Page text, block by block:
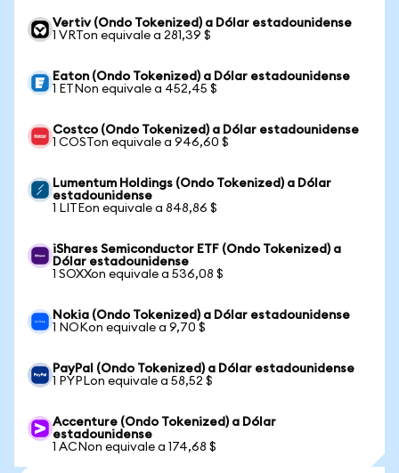
Vertiv (Ondo Tokenized) a Dólar estadounidense
1 VRTon equivale a 281,39 $
Eaton (Ondo Tokenized) a Dólar estadounidense
1 ETNon equivale a 452,45 $
Costco (Ondo Tokenized) a Dólar estadounidense
1 COSTon equivale a 946,60 $
Lumentum Holdings (Ondo Tokenized) a Dólar
estadounidense
1 LITEon equivale a 848,86 $
iShares Semiconductor ETF (Ondo Tokenized) a
Dólar estadounidense
1 SOXXon equivale a 536,08 $
Nokia (Ondo Tokenized) a Dólar estadounidense
1 NOKon equivale a 9,70 $
PayPal (Ondo Tokenized) a Dólar estadounidense
1 PYPLon equivale a 58,52 $
Accenture (Ondo Tokenized) a Dólar
estadounidense
1 ACNon equivale a 174,68 $